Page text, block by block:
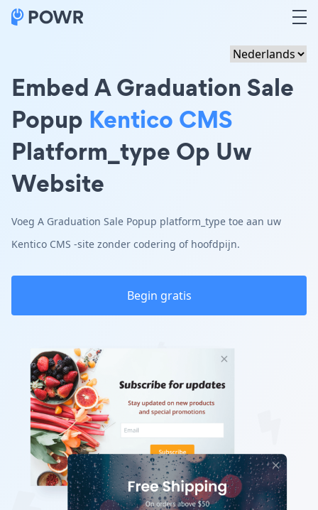
Embed A Graduation Sale
Popup Kentico CMS
Platform_type Op Uw
Website
Voeg A Graduation Sale Popup platform_type toe aan uw
Kentico CMS -site zonder codering of hoofdpijn.
Begin gratis